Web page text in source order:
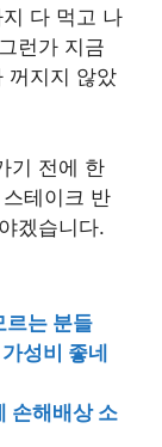
다 먹고 나
런가 지금
꺼지지 않았
기 전에 한
테이크 반
겠습니다.
르는 분들
성비 좋네
손해배상 소